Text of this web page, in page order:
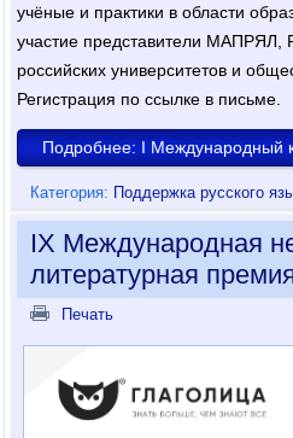
учёные и практики в области
участие представители МАПРЯЛ,
российских университетов и
Регистрация по ссылке в письме.
Подробнее: I Международный
Категория: Поддержка русского
IX Международная
литературная
Печать